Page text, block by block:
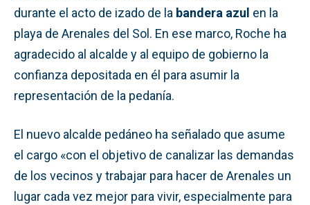
durante el acto de izado de la bandera azul en la
playa de Arenales del Sol. En ese marco, Roche ha
agradecido al alcalde y al equipo de gobierno la
confianza depositada en él para asumir la
representación de la pedanía.
El nuevo alcalde pedáneo ha señalado que asume
el cargo «con el objetivo de canalizar las demandas
de los vecinos y trabajar para hacer de Arenales un
lugar cada vez mejor para vivir, especialmente para